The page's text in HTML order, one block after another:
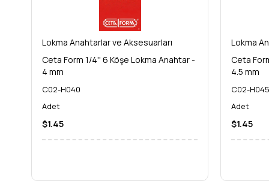
Lokma Anahtarlar ve Aksesuarları
Ceta Form 1/4'' 6 Köşe Lokma Anahtar -
4 mm
C02-H040
Adet
$1.45
Lokma
Ceta
4.5 mm
C02-H045
Adet
$1.45